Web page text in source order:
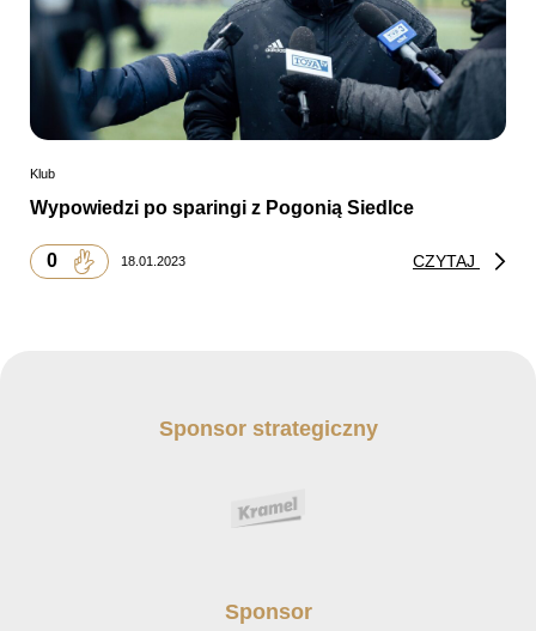
Klub
Wypowiedzi po sparingi z Pogonią Siedlce
0 18.01.2023 CZYTAJ
Sponsor strategiczny
Sponsor